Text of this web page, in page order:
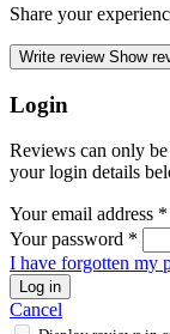
Share your
Write review Show
Login
Reviews can only
your login details
Your email address *
Your password *
I have forgotten my
Log in
Cancel